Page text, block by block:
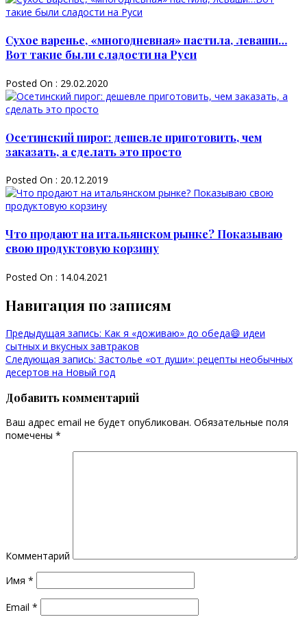
Сухое варенье, «многодневная» пастила, леваши…
Вот такие были сладости на Руси
Posted On : 29.02.2020
Осетинский пирог: дешевле приготовить, чем
заказать, а сделать это просто
Posted On : 20.12.2019
Что продают на итальянском рынке? Показываю
свою продуктовую корзину
Posted On : 14.04.2021
Навигация по записям
Предыдущая запись: Как я «доживаю» до обеда😄 идеи
сытных и вкусных завтраков
Следующая запись: Застолье «от души»: рецепты необычных
десертов на Новый год
Добавить комментарий
Ваш адрес email не будет опубликован. Обязательные поля
помечены *
Комментарий
Имя *
Email *